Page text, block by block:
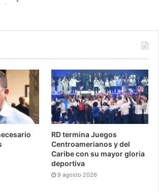
RD termina Juegos
Centroamerianos y del
Caribe con su mayor gloria
deportiva
9 agosto 2026